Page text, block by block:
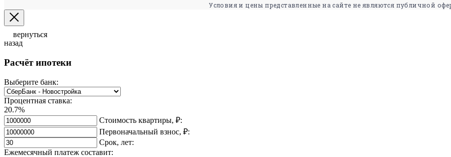
Условия и цены представленные на сайте не являются публичной
вернуться
назад
Расчёт ипотеки
Выберите банк:
Процентная ставка:
20.7%
Стоимость квартиры, ₽:
Первоначальный взнос, ₽:
Срок, лет:
Ежемесячный платеж составит: